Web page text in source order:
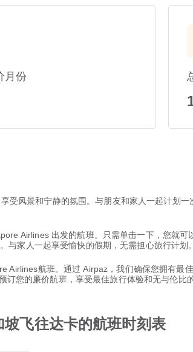
月份
受风景和宁静的氛围。与朋友和家人一起计划
Airlines 出发的航班。只需单击一下，您就
家人一起享受愉快的假期，无需担心旅行计划。
Airlines航班。通过 Airpaz，我们确保您拥有最
您的廉价航班，享受最佳旅行体验和无与伦比的
飞往达卡的航班时刻表